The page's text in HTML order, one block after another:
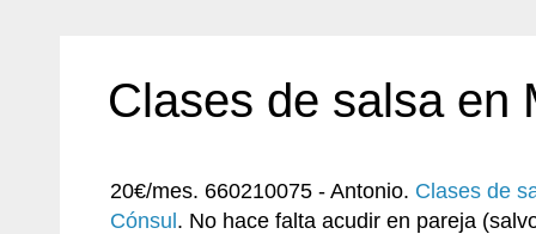
Clases de salsa en
20€/mes. 660210075 - Antonio. Clases de
Cónsul . No hace falta acudir en pareja